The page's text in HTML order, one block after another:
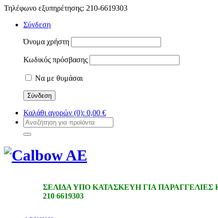
Τηλέφωνο εξυπηρέτησης: 210-6619303
Σύνδεση
Όνομα χρήστη
Κωδικός πρόσβασης
Να με θυμάσαι
Καλάθι αγορών (0): 0,00 €
ΣΕΛΙΔΑ ΥΠΟ ΚΑΤΑΣΚΕΥΗ ΓΙΑ
210 6619303